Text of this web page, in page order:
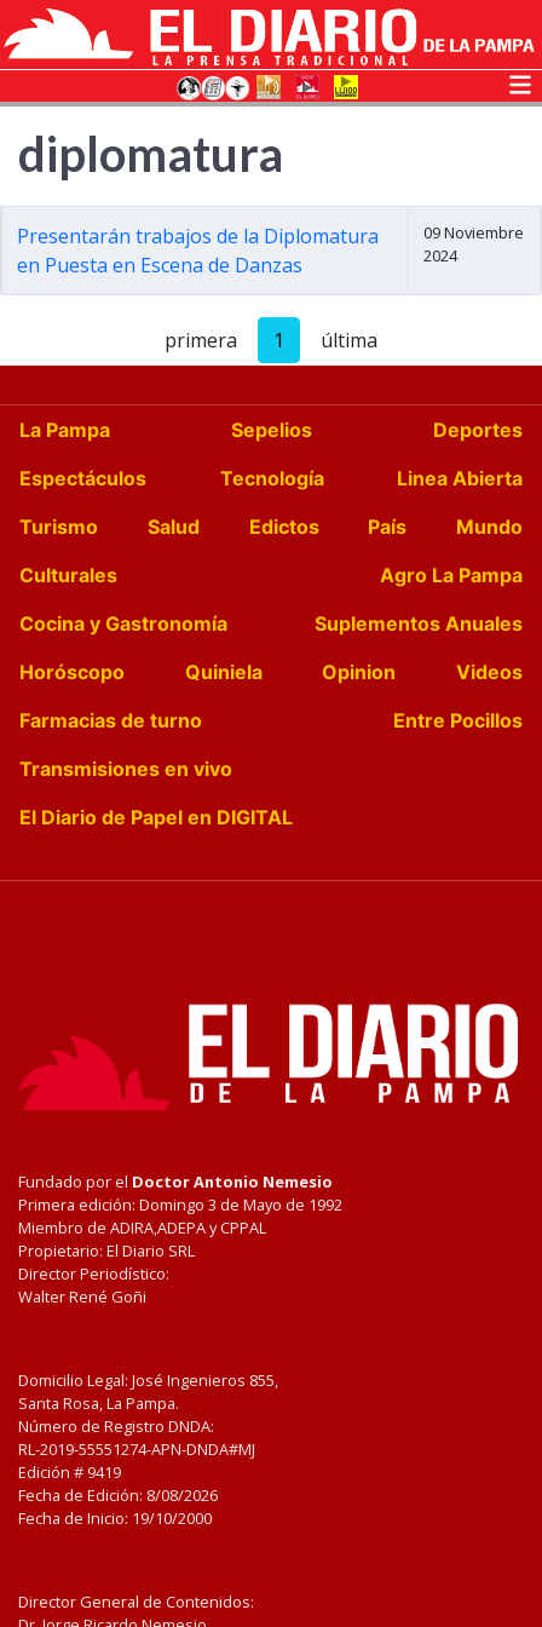
diplomatura
Presentarán trabajos de la Diplomatura
en Puesta en Escena de Danzas
09 Noviembre
2024
primera 1 última
La Pampa Sepelios
Deportes
Espectáculos
Tecnología
Linea Abierta
Turismo
Salud Edictos País
Mundo
Culturales
Agro La Pampa
Cocina y Gastronomía
Suplementos Anuales
Horóscopo
Quiniela Opinion
Videos
Farmacias de turno
Entre Pocillos
Transmisiones en vivo
El Diario de Papel en DIGITAL
Fundado por el Doctor Antonio Nemesio
Primera edición: Domingo 3 de Mayo de 1992
Miembro de ADIRA,ADEPA y CPPAL
Propietario: El Diario SRL
Director Periodístico:
Walter René Goñi
Domicilio Legal: José Ingenieros 855,
Santa Rosa, La Pampa.
Número de Registro DNDA:
RL-2019-55551274-APN-DNDA#MJ
Edición # 9419
Fecha de Edición: 8/08/2026
Fecha de Inicio: 19/10/2000
Director General de Contenidos: